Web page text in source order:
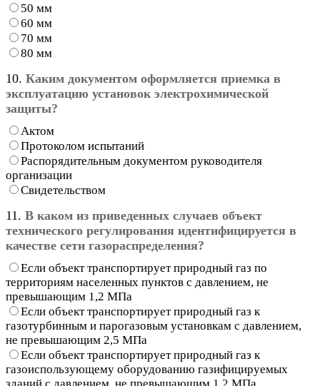
50 мм
60 мм
70 мм
80 мм
10. Каким документом оформляется приемка в
эксплуатацию установок электрохимической
защиты?
Актом
Протоколом испытаний
Распорядительным документом руководителя
организации
Свидетельством
11. В каком из приведенных случаев объект
технического регулирования идентифицируется в
качестве сети газораспределения?
Если объект транспортирует природный газ по
территориям населенных пунктов с давлением, не
превышающим 1,2 МПа
Если объект транспортирует природный газ к
газотурбинным и парогазовым установкам с давлением,
не превышающим 2,5 МПа
Если объект транспортирует природный газ к
газоиспользующему оборудованию газифицируемых